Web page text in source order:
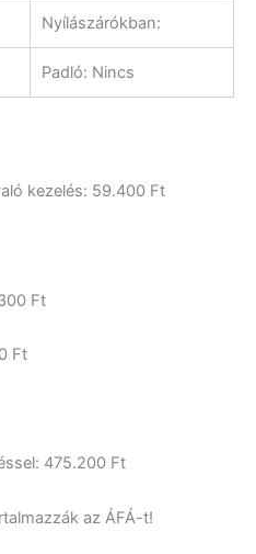
Nyílászárókban:
Padló: Nincs
kezelés: 59.400 Ft
Ft
Ft
475.200 Ft
az ÁFÁ-t!